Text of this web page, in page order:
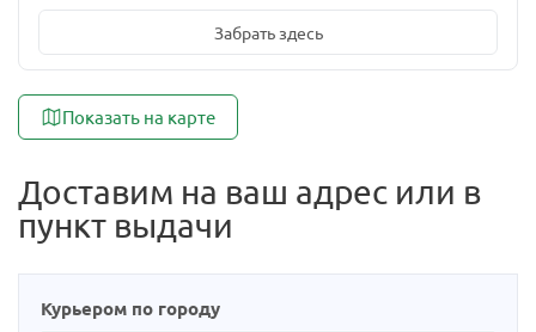
Забрать здесь
Показать на карте
Доставим на ваш адрес или в
пункт выдачи
Курьером по городу